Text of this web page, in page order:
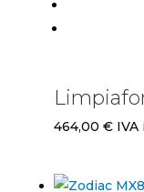
464,00 € IVA